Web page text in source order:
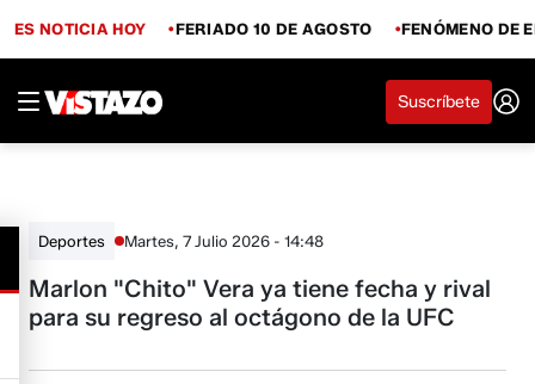
ES NOTICIA HOY FERIADO 10 DE AGOSTO FENÓMENO DE
Suscríbete
Deportes Martes, 7 Julio 2026 - 14:48
Marlon "Chito" Vera ya tiene fecha y rival
para su regreso al octágono de la UFC